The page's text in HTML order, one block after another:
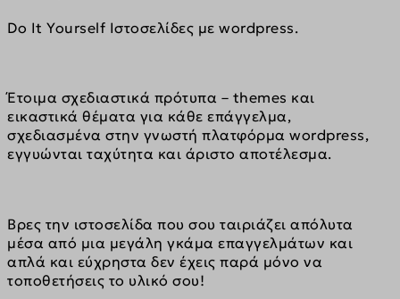
Do It Yourself Ιστοσελίδες με wordpress.
Έτοιμα σχεδιαστικά πρότυπα – themes και
εικαστικά θέματα για κάθε επάγγελμα,
σχεδιασμένα στην γνωστή πλατφόρμα wordpress,
εγγυώνται ταχύτητα και άριστο αποτέλεσμα.
Βρες την ιστοσελίδα που σου ταιριάζει απόλυτα
μέσα από μια μεγάλη γκάμα επαγγελμάτων και
απλά και εύχρηστα δεν έχεις παρά μόνο να
τοποθετήσεις το υλικό σου!